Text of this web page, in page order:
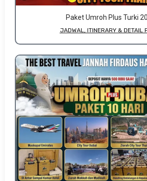
Paket Umroh Plus Turki
JADWAL, ITINERARY & DETAIL